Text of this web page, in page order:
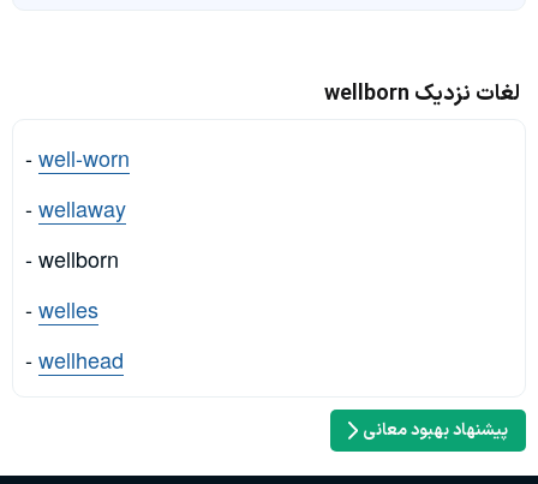
لغات نزدیک wellborn
-well-worn
-wellaway
- wellborn
-welles
-wellhead
پیشنهاد بهبود معانی